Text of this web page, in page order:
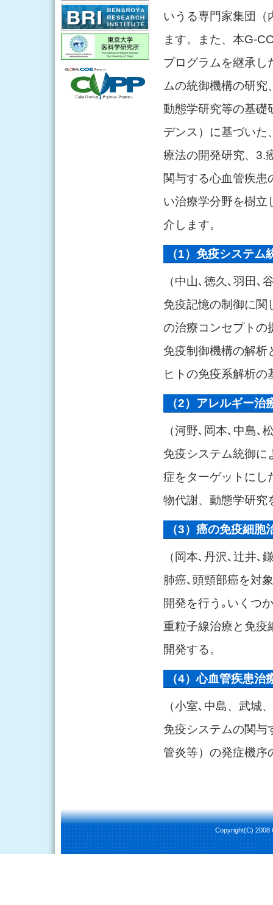
いうる専門家集団（
ます。また、本G-
プログラムを継承し
ムの統御機構の研
動態学研究等の基礎
デンス）に基づいた
療法の開発研究、3.
関与する心血管疾
い治療学分野を樹立
介します。
（1）免疫システム
（中山､徳久､羽田､
免疫記憶の制御に関
の治療コンセプトの
免疫制御機構の解析
ヒトの免疫系解析
（2）アレルギー治
（河野､岡本､中島､
免疫システム統御に
症をターゲットにし
物代謝、動態学研究
（3）癌の免疫細胞
（岡本､丹沢､辻井､
肺癌､頭頸部癌を対
開発を行う｡いくつ
重粒子線治療と免疫
開発する。
（4）心血管疾患
（小室､中島、武城
免疫システムの関与
管炎等）の発症機序
Copyright(C) 2008